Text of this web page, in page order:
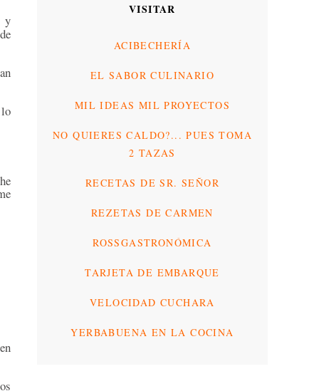
y
VISITAR
ACIBECHERÍA
EL SABOR CULINARIO
MIL IDEAS MIL PROYECTOS
NO QUIERES CALDO?... PUES TOMA
2 TAZAS
RECETAS DE SR. SEÑOR
REZETAS DE CARMEN
ROSSGASTRONÓMICA
TARJETA DE EMBARQUE
VELOCIDAD CUCHARA
YERBABUENA EN LA COCINA